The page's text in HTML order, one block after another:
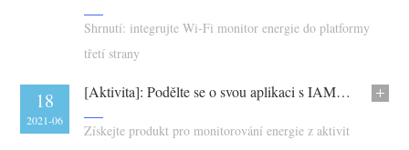
Shrnutí: integrujte Wi-Fi monitor energie do platformy
třetí strany
18
2021-06
[Aktivita]: Podělte se o svou aplikaci s IAMMETER a vyhrajte bezplatné elektroměry
Získejte produkt pro monitorování energie z aktivit